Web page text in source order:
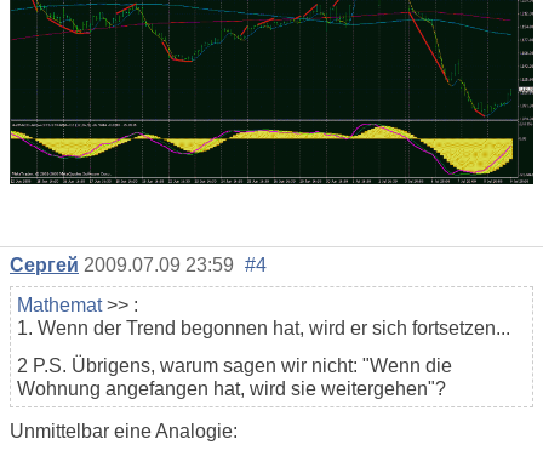
Сергей 2009.07.09 23:59 #4
Mathemat>> :
1. Wenn der Trend begonnen hat, wird er sich fortsetzen...
2 P.S. Übrigens, warum sagen wir nicht: "Wenn die
Wohnung angefangen hat, wird sie weitergehen"?
Unmittelbar eine Analogie: